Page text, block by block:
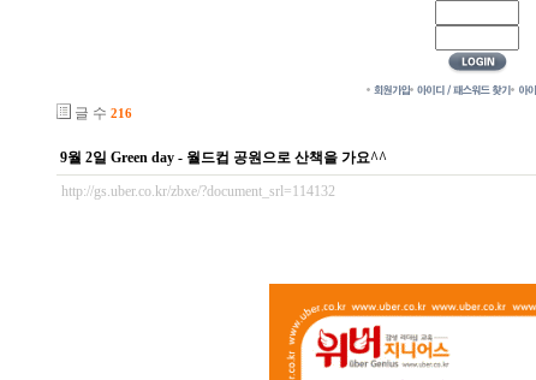
글 수 216
9월 2일 Green day - 월드컵 공원으로 산책을 가요^^
http://gs.uber.co.kr/zbxe/?document_srl=114132